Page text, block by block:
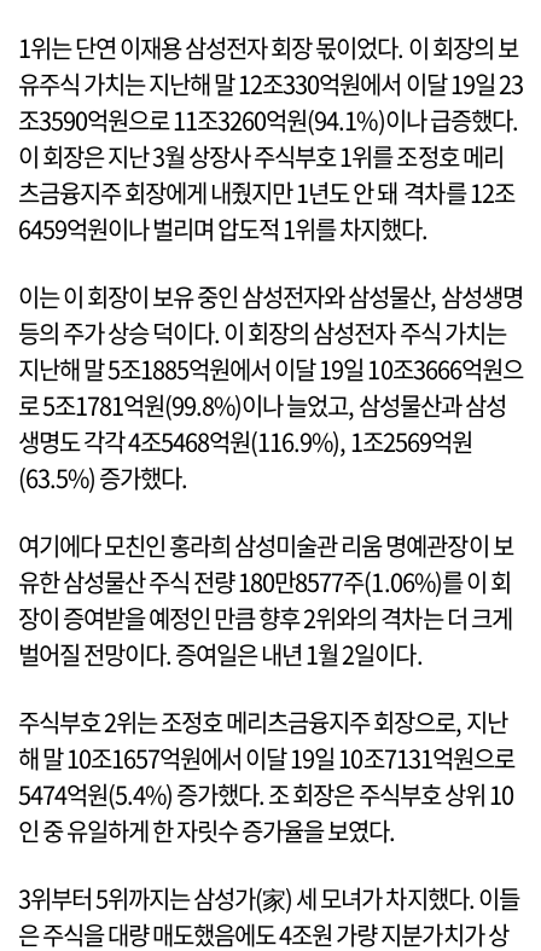
1위는 단연 이재용 삼성전자 회장 몫이었다. 이 회장의 보
유주식 가치는 지난해 말 12조330억원에서 이달 19일 23
조3590억원으로 11조3260억원(94.1%)이나 급증했다.
이 회장은 지난 3월 상장사 주식부호 1위를 조정호 메리
츠금융지주 회장에게 내줬지만 1년도 안 돼 격차를 12조
6459억원이나 벌리며 압도적 1위를 차지했다.
이는 이 회장이 보유 중인 삼성전자와 삼성물산, 삼성생명
등의 주가 상승 덕이다. 이 회장의 삼성전자 주식 가치는
지난해 말 5조1885억원에서 이달 19일 10조3666억원으
로 5조1781억원(99.8%)이나 늘었고, 삼성물산과 삼성
생명도 각각 4조5468억원(116.9%), 1조2569억원
(63.5%) 증가했다.
여기에다 모친인 홍라희 삼성미술관 리움 명예관장이 보
유한 삼성물산 주식 전량 180만8577주(1.06%)를 이 회
장이 증여받을 예정인 만큼 향후 2위와의 격차는 더 크게
벌어질 전망이다. 증여일은 내년 1월 2일이다.
주식부호 2위는 조정호 메리츠금융지주 회장으로, 지난
해 말 10조1657억원에서 이달 19일 10조7131억원으로
5474억원(5.4%) 증가했다. 조 회장은 주식부호 상위 10
인 중 유일하게 한 자릿수 증가율을 보였다.
3위부터 5위까지는 삼성가(家) 세 모녀가 차지했다. 이들
은 주식을 대량 매도했음에도 4조원 가량 지분가치가 상